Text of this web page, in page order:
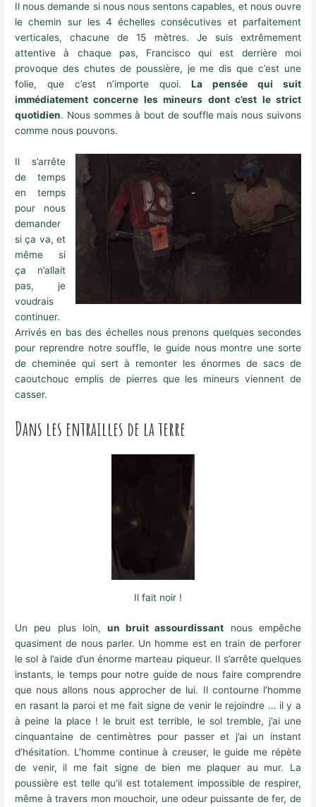
Il nous demande si nous nous sentons capables, et nous ouvre
le chemin sur les 4 échelles consécutives et parfaitement
verticales, chacune de 15 mètres. Je suis extrêmement
attentive à chaque pas, Francisco qui est derrière moi
provoque des chutes de poussière, je me dis que c’est une
folie, que c’est n’importe quoi.La pensée qui suit
immédiatement concerne les mineurs dont c’est le strict
quotidien. Nous sommes à bout de souffle mais nous suivons
comme nous pouvons.
Il s’arrête
de temps
en temps
pour nous
demander
si ça va, et
même si
ça n’allait
pas, je
voudrais
continuer.
Arrivés en bas des échelles nous prenons quelques secondes
pour reprendre notre souffle, le guide nous montre une sorte
de cheminée qui sert à remonter les énormes de sacs de
caoutchouc emplis de pierres que les mineurs viennent de
casser.
Dans les entrailles de la terre
Il fait noir !
Un peu plus loin, un bruit assourdissant nous empêche
quasiment de nous parler. Un homme est en train de perforer
le sol à l’aide d’un énorme marteau piqueur. Il s’arrête quelques
instants, le temps pour notre guide de nous faire comprendre
que nous allons nous approcher de lui. Il contourne l’homme
en rasant la paroi et me fait signe de venir le rejoindre … il y a
à peine la place ! le bruit est terrible, le sol tremble, j’ai une
cinquantaine de centimètres pour passer et j’ai un instant
d’hésitation. L’homme continue à creuser, le guide me répète
de venir, il me fait signe de bien me plaquer au mur. La
poussière est telle qu’il est totalement impossible de respirer,
même à travers mon mouchoir, une odeur puissante de fer, de